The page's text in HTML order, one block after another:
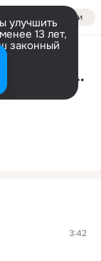
Войти
улучшить
13 лет,
законный
Піду За Тобою (2014)
3:42